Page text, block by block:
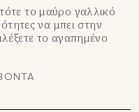
το μαύρο γαλλικό
να μπει στην
το αγαπημένο